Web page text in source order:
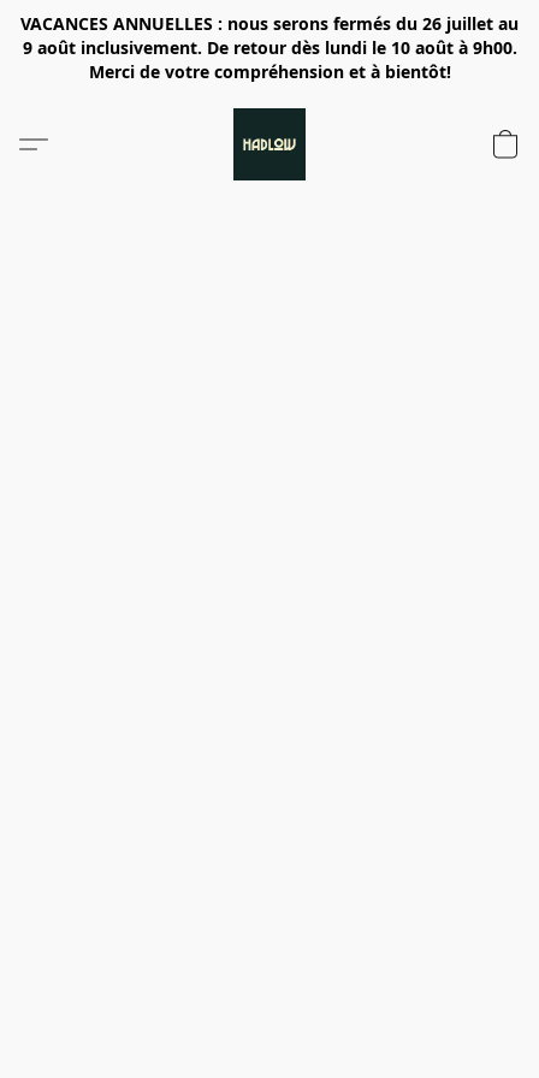
VACANCES ANNUELLES : nous serons fermés du 26 juillet au
9 août inclusivement. De retour dès lundi le 10 août à 9h00.
Merci de votre compréhension et à bientôt!